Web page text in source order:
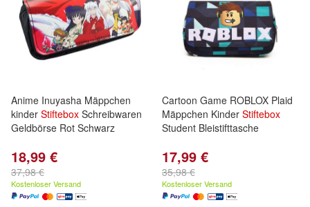
Anime Inuyasha Mäppchen
kinder Stiftebox Schreibwaren
Geldbörse Rot Schwarz
18,99 €
37,98 €
Kostenloser Versand
Cartoon Game ROBLOX Plaid
Mäppchen Kinder Stiftebox
Student Bleistifttasche
17,99 €
35,98 €
Kostenloser Versand